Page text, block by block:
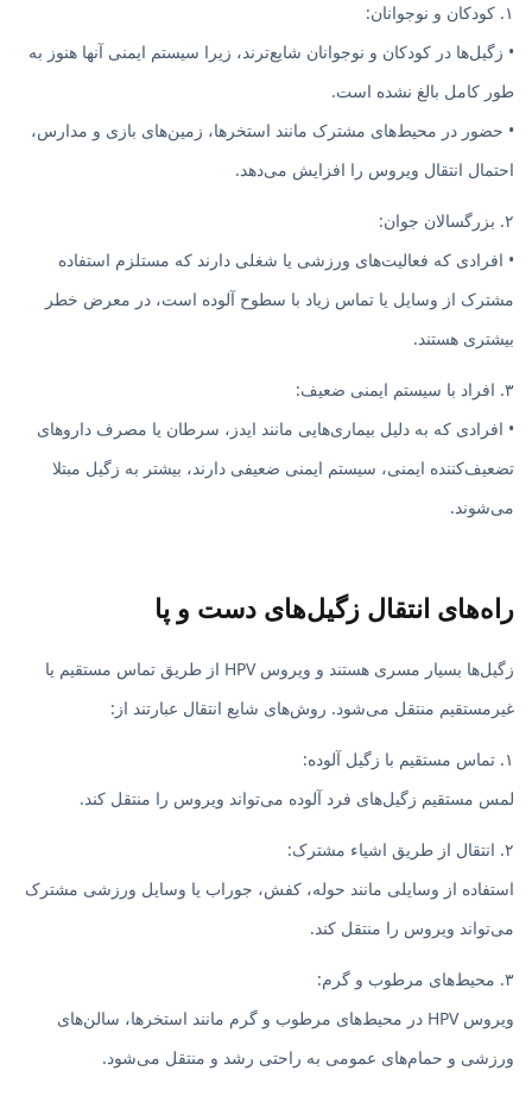
۱. کودکان و نوجوانان:
• زگیل‌ها در کودکان و نوجوانان شایع‌ترند، زیرا سیستم ایمنی آنها هنوز به
طور کامل بالغ نشده است.
• حضور در محیط‌های مشترک مانند استخرها، زمین‌های بازی و مدارس،
احتمال انتقال ویروس را افزایش می‌دهد.
۲. بزرگسالان جوان:
• افرادی که فعالیت‌های ورزشی یا شغلی دارند که مستلزم استفاده
مشترک از وسایل یا تماس زیاد با سطوح آلوده است، در معرض خطر
بیشتری هستند.
۳. افراد با سیستم ایمنی ضعیف:
• افرادی که به دلیل بیماری‌هایی مانند ایدز، سرطان یا مصرف داروهای
تضعیف‌کننده ایمنی، سیستم ایمنی ضعیفی دارند، بیشتر به زگیل مبتلا
می‌شوند.
راه‌های انتقال زگیل‌های دست و پا
زگیل‌ها بسیار مسری هستند و ویروس HPV از طریق تماس مستقیم یا
غیرمستقیم منتقل می‌شود. روش‌های شایع انتقال عبارتند از:
۱. تماس مستقیم با زگیل آلوده:
لمس مستقیم زگیل‌های فرد آلوده می‌تواند ویروس را منتقل کند.
۲. انتقال از طریق اشیاء مشترک:
استفاده از وسایلی مانند حوله، کفش، جوراب یا وسایل ورزشی مشترک
می‌تواند ویروس را منتقل کند.
۳. محیط‌های مرطوب و گرم:
ویروس HPV در محیط‌های مرطوب و گرم مانند استخرها، سالن‌های
ورزشی و حمام‌های عمومی به راحتی رشد و منتقل می‌شود.